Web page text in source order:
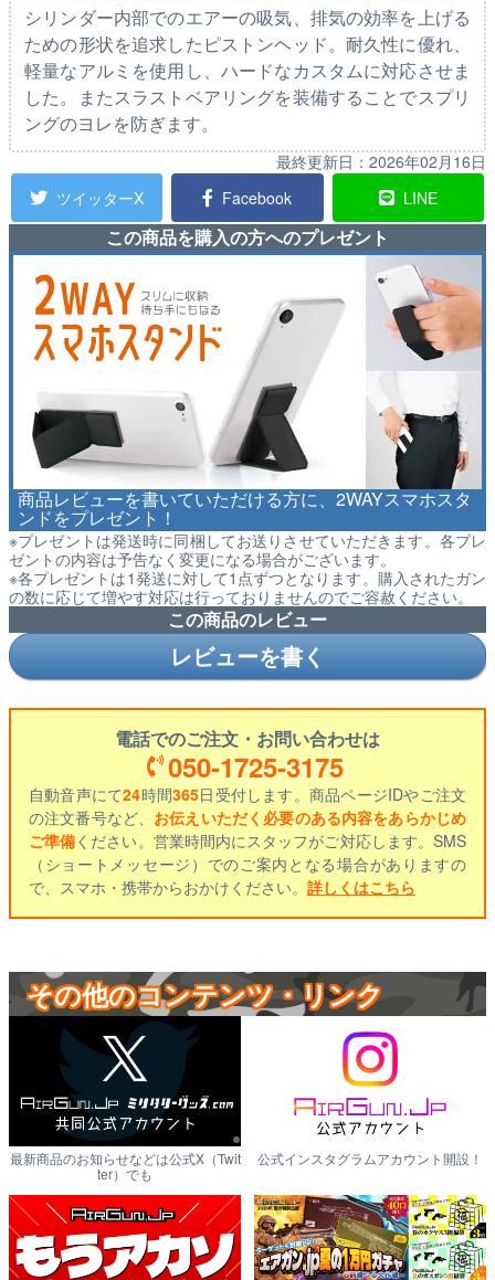
シリンダー内部でのエアーの吸気、排気の効率を上げる
ための形状を追求したピストンヘッド。耐久性に優れ、
軽量なアルミを使用し、ハードなカスタムに対応させま
した。またスラストベアリングを装備することでスプリ
ングのヨレを防ぎます。
最終更新日： 2026年02月16日
ツイッターX
Facebook LINE
この商品を購入の方へのプレゼント
商品レビューを書いていただける方に、2WAYスマホスタ
ンドをプレゼント！
※プレゼントは発送時に同梱してお送りさせていただきます。各プレ
ゼントの内容は予告なく変更になる場合がございます。
※各プレゼントは1発送に対して1点ずつとなります。購入されたガン
の数に応じて増やす対応は行っておりませんのでご容赦ください。
この商品のレビュー
レビューを書く
電話でのご注文・お問い合わせは
050-1725-3175
自動音声にて24時間365日受付します。商品ページIDやご注文
の注文番号など、 お伝えいただく必要のある内容をあらかじめ
ご準備ください。営業時間内にスタッフがご対応します。SMS
（ショートメッセージ）でのご案内となる場合がありますの
で、スマホ・携帯からおかけください。 詳しくはこちら
その他のコンテンツ・リンク
最新商品のお知らせなどは公式X（Twit
ter）でも
公式インスタグラムアカウント開設！